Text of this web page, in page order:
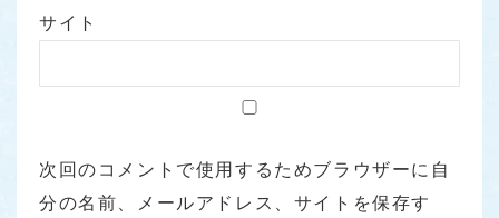
サイト
次回のコメントで使用するためブラウザーに自
分の名前、メールアドレス、サイトを保存す